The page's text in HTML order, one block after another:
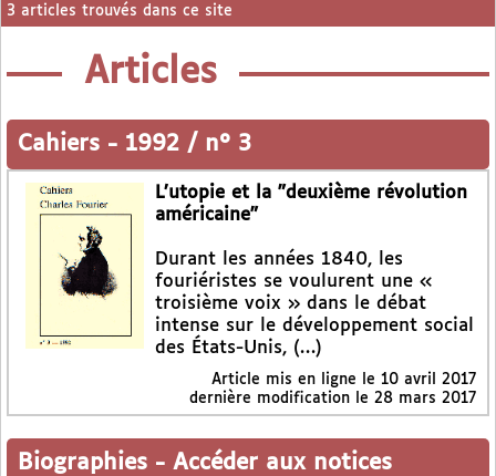
3 articles trouvés dans ce site
Articles
Cahiers - 1992 / n° 3
L’utopie et la "deuxième révolution
américaine"
Durant les années 1840, les
fouriéristes se voulurent une «
troisième voix » dans le débat
intense sur le développement social
des États-Unis, (…)
Article mis en ligne le 10 avril 2017
dernière modification le 28 mars 2017
Biographies - Accéder aux notices